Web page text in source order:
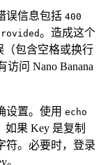
误信息包括 400
。造成这个
（包含空格或换行
问 Nano Banana
设置。使用 echo
如果 Key 是复制
符。必要时，登录